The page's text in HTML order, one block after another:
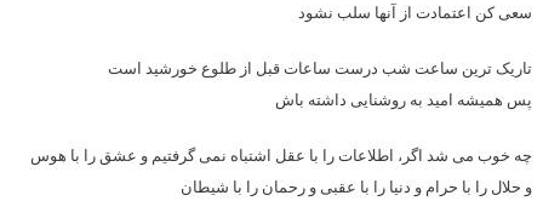
سعی کن اعتمادت از آنها سلب نشود
تاریک ترین ساعت شب درست ساعات قبل از طلوع خورشید است
پس همیشه امید به روشنایی داشته باش
چه خوب می شد اگر، اطلاعات را با عقل اشتباه نمی گرفتیم و عشق را با هوس
و حلال را با حرام و دنیا را با عقبی و رحمان را با شیطان